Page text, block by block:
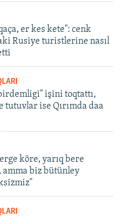
er kes kete": cenk
Rusiye turistlerine nasıl
işini toqtattı,
tutuvlar ise Qırımda daa
köre, yarıq bere
amma biz bütünley